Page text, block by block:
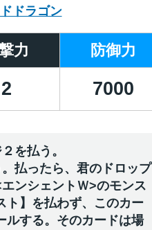
ドラゴン
力 防御力
2 7000
を払う。
払ったら、君のドロップ
ンシェントＷ>のモンス
ト】を払わず、このカー
ルする。そのカードは場